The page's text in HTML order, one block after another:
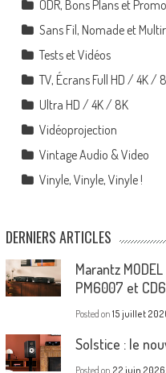
ODR, Bons Plans et
Sans Fil, Nomade et
Tests et Vidéos
TV, Écrans Full HD / 4K /
Ultra HD / 4K / 8K
Vidéoprojection
Vintage Audio & Video
Vinyle, Vinyle, Vinyle !
DERNIERS ARTICLES
Marantz
PM6007 et
Posted on 15 juillet
Solstice : le
Posted on 22 juin 2026